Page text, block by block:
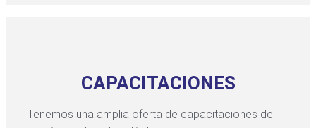
CAPACITACIONES
Tenemos una amplia oferta de capacitaciones de